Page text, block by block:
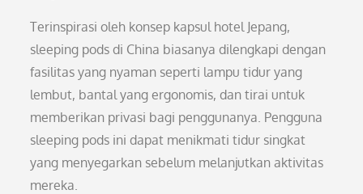
Terinspirasi oleh konsep kapsul hotel Jepang,
sleeping pods di China biasanya dilengkapi dengan
fasilitas yang nyaman seperti lampu tidur yang
lembut, bantal yang ergonomis, dan tirai untuk
memberikan privasi bagi penggunanya. Pengguna
sleeping pods ini dapat menikmati tidur singkat
yang menyegarkan sebelum melanjutkan aktivitas
mereka.